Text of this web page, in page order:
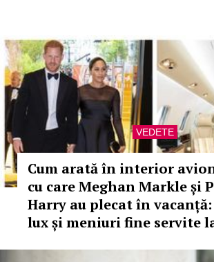
VEDETE
Cum arată în interior
cu care Meghan Markle și
Harry au plecat în
lux și meniuri fine servite